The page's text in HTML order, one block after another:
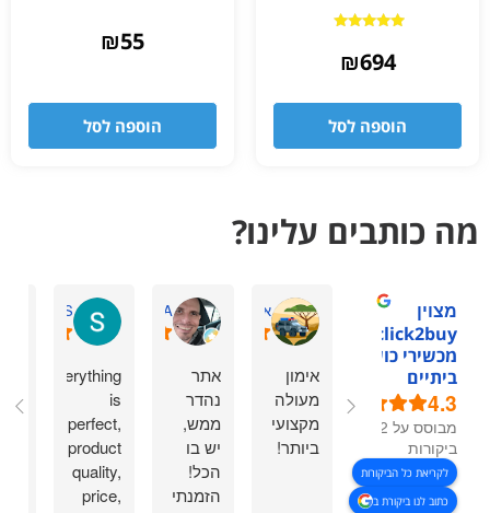
5.00
מתוך 5₪694
הוספה לסל
₪55
הוספה לסל
מה כותבים עלינו?
מצוין
מכשירי כושר
ביתיים
4.3
מבוסס על 92
ביקורות
לקריאת כל הביקורות
כתוב לנו ביקורת ב
אסתר דביר ה.
אימון
מעולה
מקצועי
ביותר!
omry A.
אתר
נהדר
ממש,
יש בו
הכל!
הזמנתי
Sasha S.
Everything
is
perfect,
product
quality,
price,